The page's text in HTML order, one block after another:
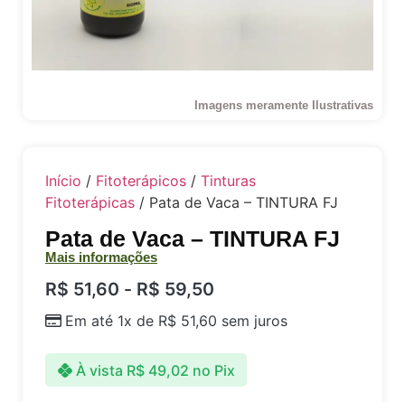
Imagens meramente Ilustrativas
Início / Fitoterápicos / Tinturas
Fitoterápicas / Pata de Vaca – TINTURA FJ
Pata de Vaca – TINTURA FJ
Mais informações
R$ 51,60 - R$ 59,50
Em até 1x de R$ 51,60 sem juros
À vista R$49,02 no Pix